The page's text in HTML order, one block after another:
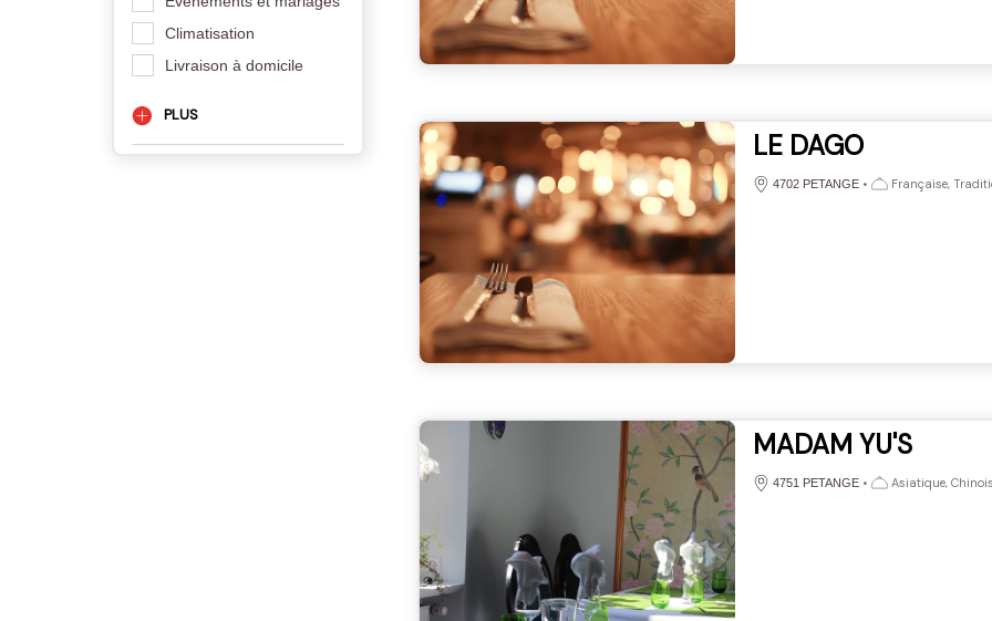
Climatisation
Livraison à domicile
PLUS
LE DAGO
4702 PETANGE • Française,
MADAM YU'S
4751 PETANGE • Asiatique,